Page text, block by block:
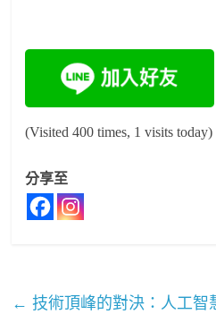
(Visited 400 times, 1 visits today)
分享至
← 技術頂峰的對決：人工智